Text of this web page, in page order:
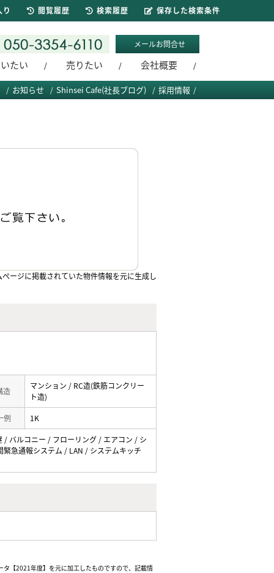
メールお問合せ
たい 売りたい 会社概要
採用情報
Shinsei Cafe(社長ブログ)
お知らせ
ージに掲載されていた物件情報を元に生成し
造
マンション / RC造(鉄筋コンクリー
ト造)
例 1K
バルコニー / フローリング / エアコン / シ
急通報システム / LAN / システムキッチ
【2021年度】を元に加工したものですので、記載情
閲覧履歴 検索履歴 保存した検索条件